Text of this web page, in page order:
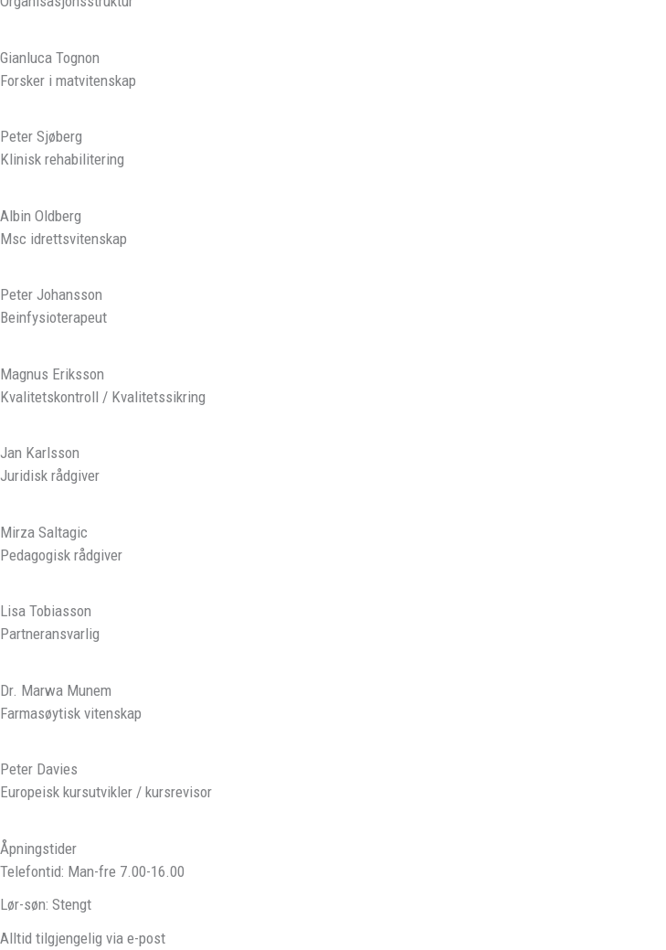
Gianluca Tognon
Forsker i matvitenskap
Peter Sjøberg
Klinisk rehabilitering
Albin Oldberg
Msc idrettsvitenskap
Peter Johansson
Beinfysioterapeut
Magnus Eriksson
Kvalitetskontroll / Kvalitetssikring
Jan Karlsson
Juridisk rådgiver
Mirza Saltagic
Pedagogisk rådgiver
Lisa Tobiasson
Partneransvarlig
Dr. Marwa Munem
Farmasøytisk vitenskap
Peter Davies
Europeisk kursutvikler / kursrevisor
Åpningstider
Telefontid: Man-fre 7.00-16.00
Lør-søn: Stengt
Alltid tilgjengelig via e-post